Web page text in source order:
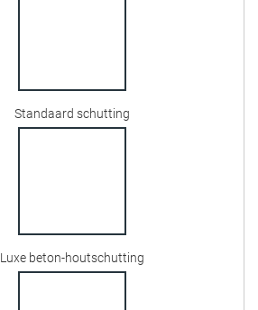
Standaard schutting
Luxe beton-houtschutting